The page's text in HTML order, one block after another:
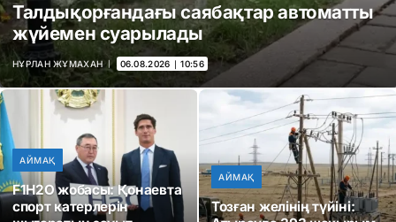
Талдықорғандағы саябақтар автоматты
жүйемен суарылады
НҰРЛАН ЖҰМАХАН 06.08.2026 ∣ 10:56
АЙМАҚ
F1H2O жобасы: Қонаевта
спорт катерлерін
АЙМАҚ
Тозған желінің түйіні: